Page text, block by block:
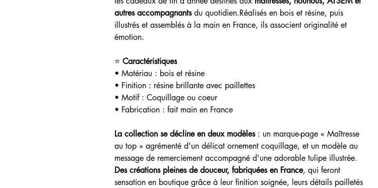
autres accompagnantsdu quotidien.Réalisés en bois et résine, puis
illustrés et assemblés à la main en France, ils associent originalité et
émotion.
⭐ Caractéristiques
• Matériau : bois et résine
• Finition : résine brillante avec paillettes
• Motif : Coquillage ou coeur
• Fabrication : fait main en France
La collection se décline en deux modèles: un marque-page « Maîtresse
au top » agrémenté d'un délicat ornement coquillage, et un modèle au
message de remerciement accompagné d'une adorable tulipe illustrée.
Des créations pleines de douceur, fabriquées en France, qui feront
sensation en boutique grâce à leur finition soignée, leurs détails pailletés